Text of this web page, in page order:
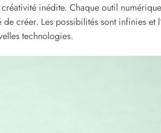
inédite. Chaque outil
créer. Les possibilités sont infinies
technologies.